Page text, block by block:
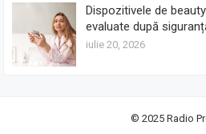
Dispozitivele de
evaluate după
iulie 20, 2026
© 2025Radio